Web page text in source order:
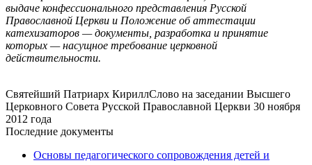
выдаче конфессионального представления Русской
Православной Церкви и Положение об аттестации
катехизаторов — документы, разработка и принятие
которых — насущное требование церковной
действительности.
Святейший Патриарх КириллСлово на заседании Высшего
Церковного Совета Русской Православной Церкви 30 ноября
2012 года
Последние документы
Основы педагогического сопровождения детей и